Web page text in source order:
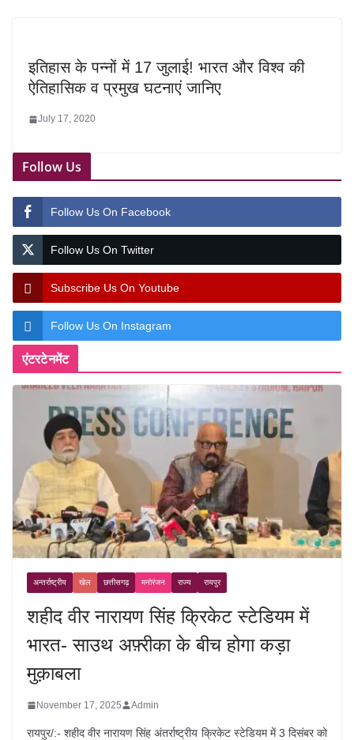
इतिहास के पन्नों में 17 जुलाई! भारत और विश्व की
ऐतिहासिक व प्रमुख घटनाएं जानिए
July 17, 2020
Follow Us
Follow Us On Facebook
Follow Us On Twitter
Subscribe Us On Youtube
Follow Us On Instagram
एंटरटेनमेंट
अन्तर्राष्ट्रीय खेल छत्तीसगढ़ मनोरंजन राज्य रायपुर
शहीद वीर नारायण सिंह क्रिकेट स्टेडियम में
भारत- साउथ अफ़्रीका के बीच होगा कड़ा
मुक़ाबला
November 17, 2025 Admin
रायपुर/:- शहीद वीर नारायण सिंह अंतर्राष्ट्रीय क्रिकेट स्टेडियम में 3 दिसंबर को